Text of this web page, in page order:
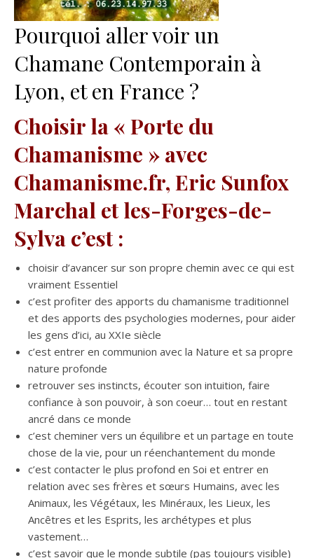
Pourquoi aller voir un
Chamane Contemporain à
Lyon, et en France ?
Choisir la « Porte du
Chamanisme » avec
Chamanisme.fr, Eric Sunfox
Marchal et les-Forges-de-
Sylva c’est :
choisir d’avancer sur son propre chemin avec ce qui est
vraiment Essentiel
c’est profiter des apports du chamanisme traditionnel
et des apports des psychologies modernes, pour aider
les gens d’ici, au XXIe siècle
c’est entrer en communion avec la Nature et sa propre
nature profonde
retrouver ses instincts, écouter son intuition, faire
confiance à son pouvoir, à son coeur… tout en restant
ancré dans ce monde
c’est cheminer vers un équilibre et un partage en toute
chose de la vie, pour un réenchantement du monde
c’est contacter le plus profond en Soi et entrer en
relation avec ses frères et sœurs Humains, avec les
Animaux, les Végétaux, les Minéraux, les Lieux, les
Ancêtres et les Esprits, les archétypes et plus
vastement…
c’est savoir que le monde subtile (pas toujours visible)